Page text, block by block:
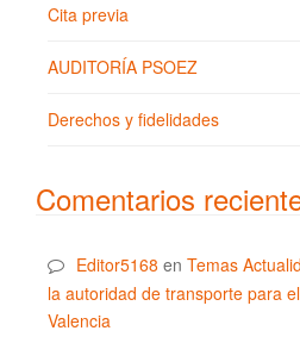
Cita previa
AUDITORÍA PSOEZ
Derechos y fidelidades
Comentarios
Editor5168 en Temas
la autoridad de transporte para
Valencia